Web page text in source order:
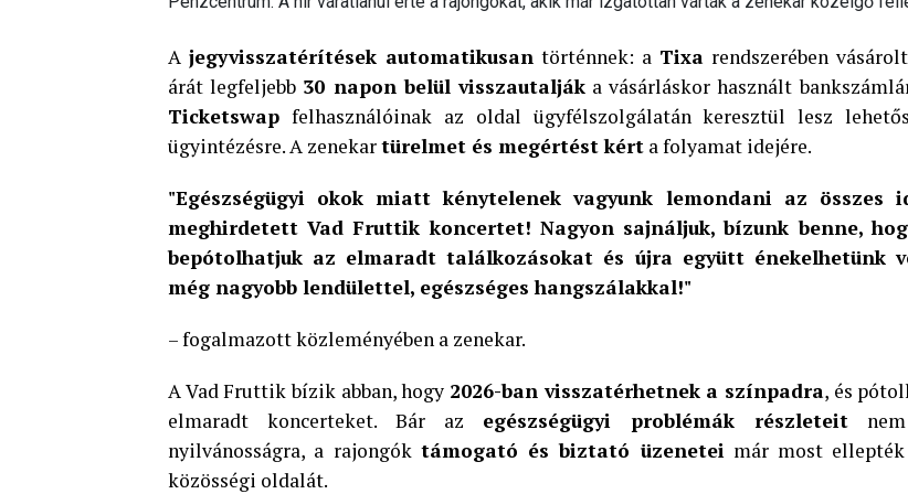
A jegyvisszatérítések automatikusan történnek: a Tixa rendszerében
árát legfeljebb 30 napon belül visszautaljáka vásárláskor használt
Ticketswap felhasználóinak az oldal ügyfélszolgálatán keresztül lesz
ügyintézésre. A zenekartürelmet és megértést kért a folyamat idejére.
"Egészségügyi okok miatt kénytelenek vagyunk lemondani az összes
meghirdetett Vad Fruttik koncertet! Nagyon sajnáljuk, bízunk benne,
bepótolhatjuk az elmaradt találkozásokat és újra együtt énekelhetünk
még nagyobb lendülettel, egészséges hangszálakkal!"
– fogalmazott közleményében a zenekar.
A Vad Fruttik bízik abban, hogy 2026-ban visszatérhetnek a színpadra, és
elmaradt koncerteket. Bár az egészségügyi problémák részleteit
nyilvánosságra, a rajongók támogató és biztató üzeneteimár most ellepték
közösségi oldalát.